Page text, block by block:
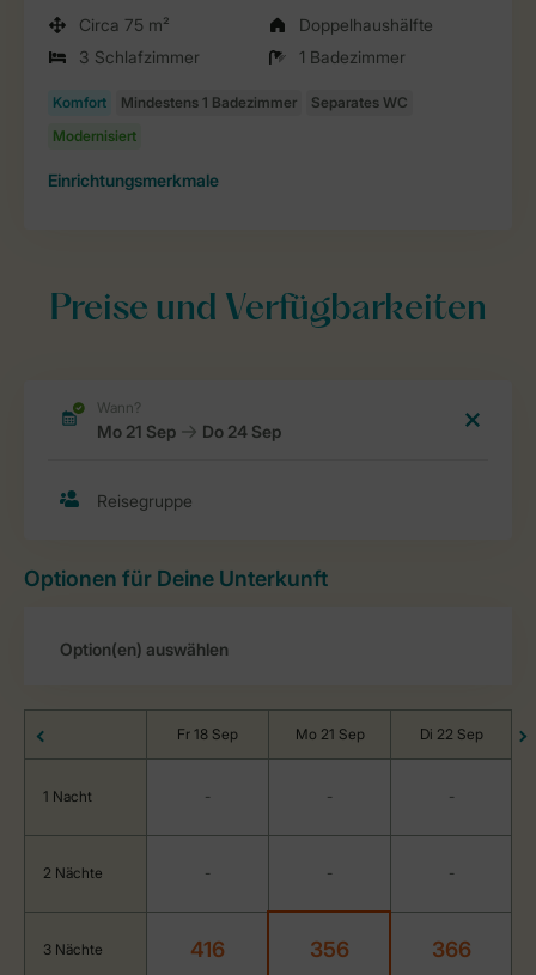
Circa 75 m²
Doppelhaushälfte
3 Schlafzimmer
1 Badezimmer
Einrichtungsmerkmale
Preise und Verfügbarkeiten
Optionen für Deine Unterkunft
Fr 18 Sep Mo 21 Sep Di 22 Sep
1 Nacht - - -
2 Nächte - - -
3 Nächte 416 356 366